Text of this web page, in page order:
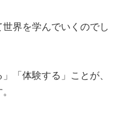
界を学んでいくのでし
「体験する」ことが、